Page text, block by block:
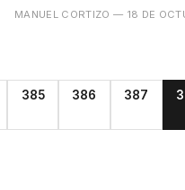
actuales......
MANUEL CORTIZO — 18 DE
385 386 387